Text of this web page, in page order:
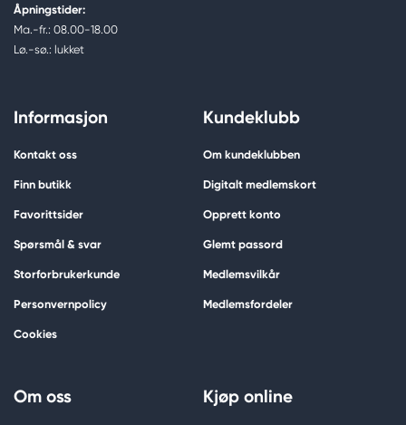
Åpningstider:
Ma.-fr.: 08.00-18.00
Lø.-sø.: lukket
Informasjon
Kontakt oss
Finn butikk
Favorittsider
Spørsmål & svar
Storforbrukerkunde
Personvernpolicy
Cookies
Kundeklubb
Om kundeklubben
Digitalt medlemskort
Opprett konto
Glemt passord
Medlemsvilkår
Medlemsfordeler
Om oss Kjøp online